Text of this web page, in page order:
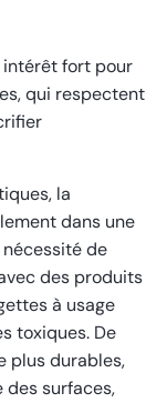
intérêt fort pour
qui respectent
la
dans une
de
des produits
à usage
toxiques. De
plus durables,
des surfaces,